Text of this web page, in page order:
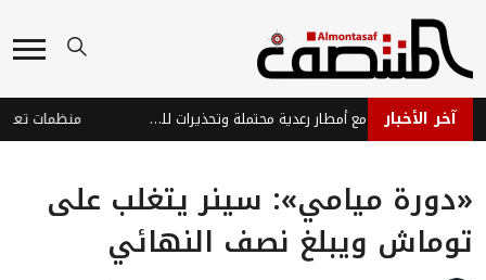
آخر الأخبار توقعات طقس حار مع أمطار رعدية محتملة وتحذيرات للمواطنين
«دورة ميامي»: سينر يتغلب على
توماش ويبلغ نصف النهائي